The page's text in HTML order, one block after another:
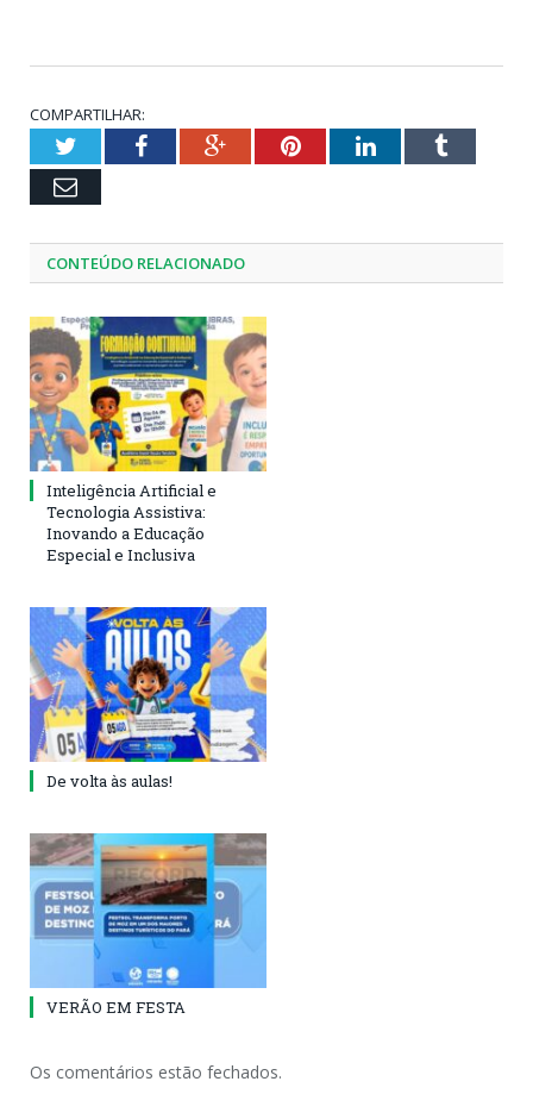
COMPARTILHAR:
TwitterFacebookGoogle+PinterestLinkedInTumblr
Email
CONTEÚDO RELACIONADO
Inteligência Artificial e
Tecnologia Assistiva:
Inovando a Educação
Especial e Inclusiva
De volta às aulas!
VERÃO EM FESTA
Os comentários estão fechados.